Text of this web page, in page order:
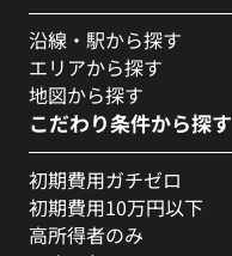
沿線・駅から探す
エリアから探す
地図から探す
こだわり条件から探す
初期費用ガチゼロ
初期費用10万円以下
高所得者のみ